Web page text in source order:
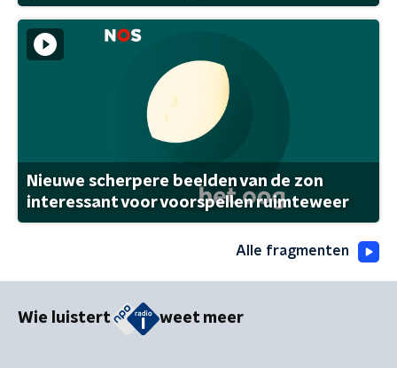
Nieuwe scherpere beelden van de zon
interessant voor voorspellen ruimteweer
Alle fragmenten
Wie luistert weet meer